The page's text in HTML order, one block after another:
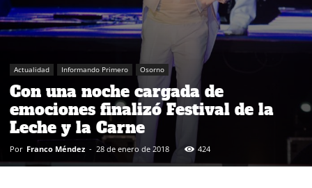
Actualidad Informando Primero Osorno
Con una noche cargada de
emociones finalizó Festival de la
Leche y la Carne
Por Franco Méndez - 28 de enero de 2018 424